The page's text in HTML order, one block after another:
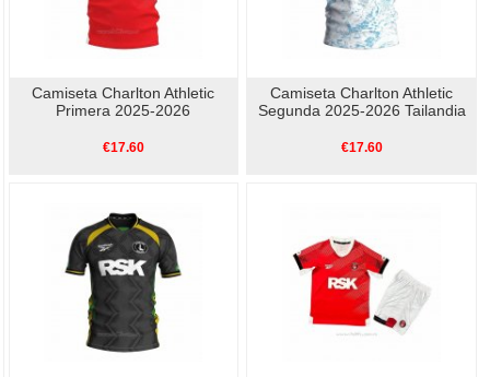
Camiseta Charlton Athletic
Primera 2025-2026
€17.60
Camiseta Charlton Athletic
Segunda 2025-2026 Tailandia
€17.60